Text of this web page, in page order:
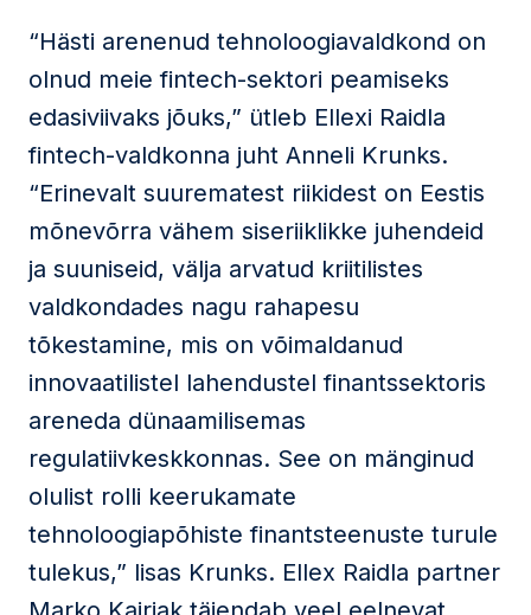
“Hästi arenenud tehnoloogiavaldkond on
olnud meie fintech-sektori peamiseks
edasiviivaks jõuks,” ütleb Ellexi Raidla
fintech-valdkonna juht Anneli Krunks.
“Erinevalt suurematest riikidest on Eestis
mõnevõrra vähem siseriiklikke juhendeid
ja suuniseid, välja arvatud kriitilistes
valdkondades nagu rahapesu
tõkestamine, mis on võimaldanud
innovaatilistel lahendustel finantssektoris
areneda dünaamilisemas
regulatiivkeskkonnas. See on mänginud
olulist rolli keerukamate
tehnoloogiapõhiste finantsteenuste turule
tulekus,” lisas Krunks. Ellex Raidla partner